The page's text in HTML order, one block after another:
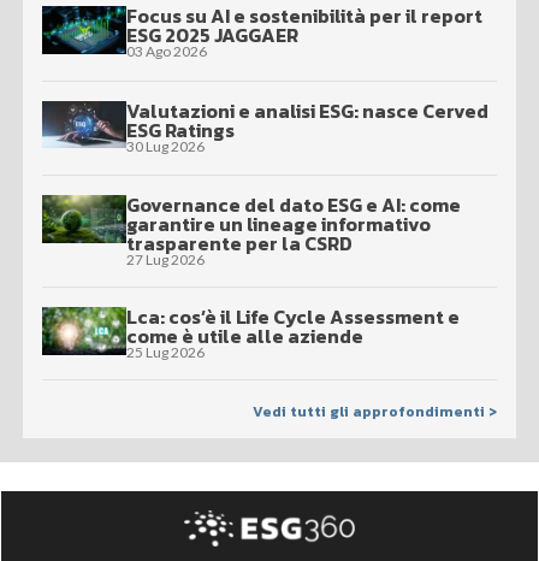
Focus su AI e sostenibilità per il report
ESG 2025 JAGGAER
03 Ago 2026
Valutazioni e analisi ESG: nasce Cerved
ESG Ratings
30 Lug 2026
Governance del dato ESG e AI: come
garantire un lineage informativo
trasparente per la CSRD
27 Lug 2026
Lca: cos’è il Life Cycle Assessment e
come è utile alle aziende
25 Lug 2026
Vedi tutti gli approfondimenti >